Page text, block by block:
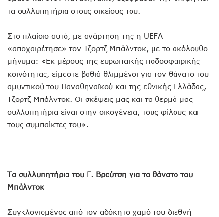
τα συλλυπητήρια στους οικείους του.
Στο πλαίσιο αυτό, με ανάρτηση της η UEFA
«αποχαιρέτησε» τον Τζορτζ Μπάλντοκ, με το ακόλουθο
μήνυμα: «Εκ μέρους της ευρωπαϊκής ποδοσφαιρικής
κοινότητας, είμαστε βαθιά θλιμμένοι για τον θάνατο του
αμυντικού του Παναθηναϊκού και της εθνικής Ελλάδας,
Τζορτζ Μπάλντοκ. Οι σκέψεις μας και τα θερμά μας
συλλυπητήρια είναι στην οικογένεια, τους φίλους και
τους συμπαίκτες του».
Τα συλλυπητήρια του Γ. Βρούτση για το θάνατο του
Μπάλντοκ
Συγκλονισμένος από τον αδόκητο χαμό του διεθνή